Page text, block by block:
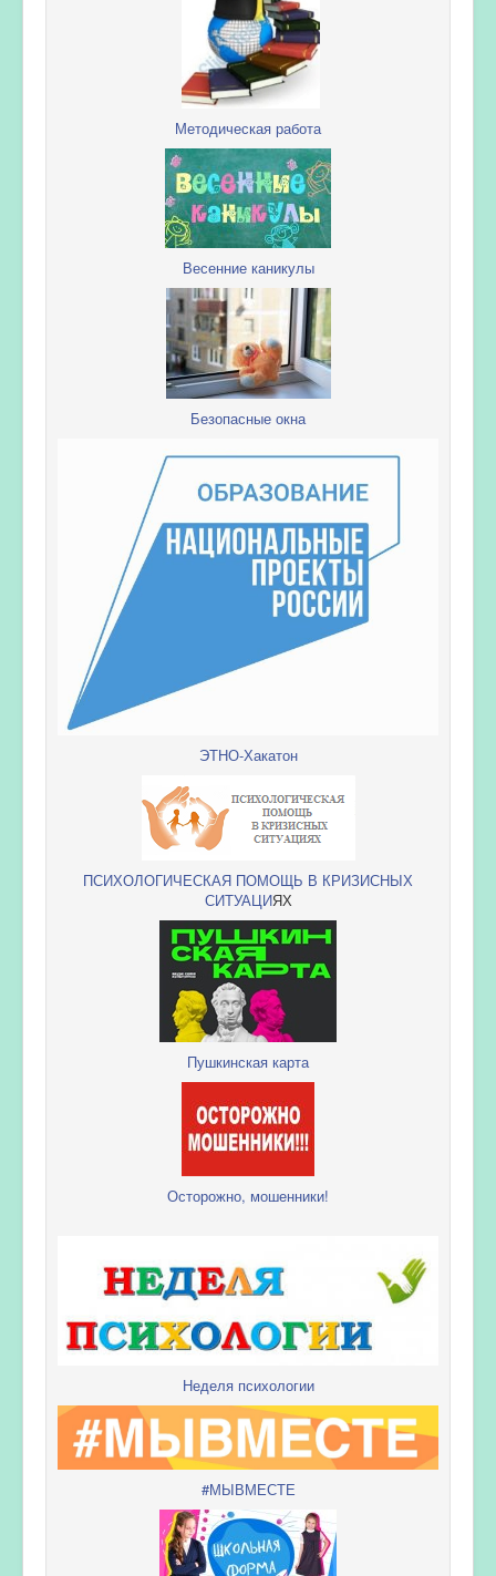
Методическая работа
Весенние каникулы
Безопасные окна
ЭТНО-Хакатон
ПСИХОЛОГИЧЕСКАЯ ПОМОЩЬ В КРИЗИСНЫХ
СИТУАЦИЯХ
Пушкинская карта
Осторожно, мошенники!
Неделя психологии
#МЫВМЕСТЕ